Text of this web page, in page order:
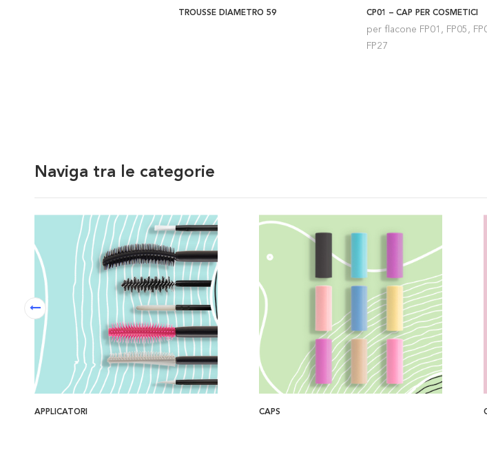
TROUSSE DIAMETRO 59 CP01 – CAP PER COSMETICI
per flacone FP01, FP05,
FP27
Naviga tra le categorie
APPLICATORI CAPS